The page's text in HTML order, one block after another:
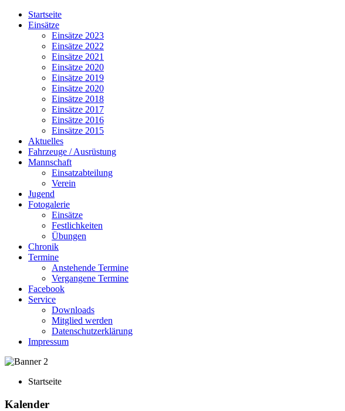
Startseite
Einsätze
Einsätze 2023
Einsätze 2022
Einsätze 2021
Einsätze 2020
Einsätze 2019
Einsätze 2020
Einsätze 2018
Einsätze 2017
Einsätze 2016
Einsätze 2015
Aktuelles
Fahrzeuge / Ausrüstung
Mannschaft
Einsatzabteilung
Verein
Jugend
Fotogalerie
Einsätze
Festlichkeiten
Übungen
Chronik
Termine
Anstehende Termine
Vergangene Termine
Facebook
Service
Downloads
Mitglied werden
Datenschutzerklärung
Impressum
Startseite
Kalender
Monat
JahrMonat